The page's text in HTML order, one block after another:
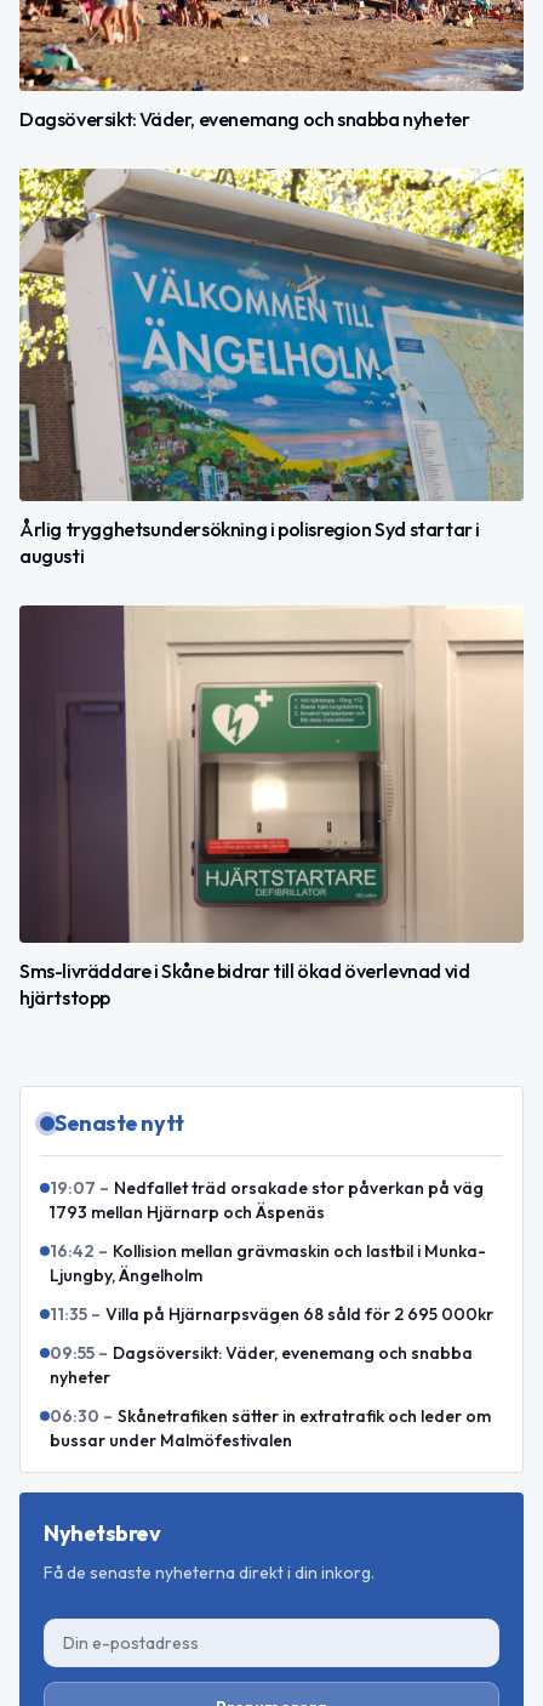
Dagsöversikt: Väder, evenemang och snabba nyheter
Årlig trygghetsundersökning i polisregion Syd startar i
augusti
Sms-livräddare i Skåne bidrar till ökad överlevnad vid
hjärtstopp
Senaste nytt
19:07 – Nedfallet träd orsakade stor påverkan på väg
1793 mellan Hjärnarp och Äspenäs
16:42 – Kollision mellan grävmaskin och lastbil i Munka-
Ljungby, Ängelholm
11:35 – Villa på Hjärnarpsvägen 68 såld för 2 695 000kr
09:55 – Dagsöversikt: Väder, evenemang och snabba
nyheter
06:30 – Skånetrafiken sätter in extratrafik och leder om
bussar under Malmöfestivalen
Nyhetsbrev
Få de senaste nyheterna direkt i din inkorg.